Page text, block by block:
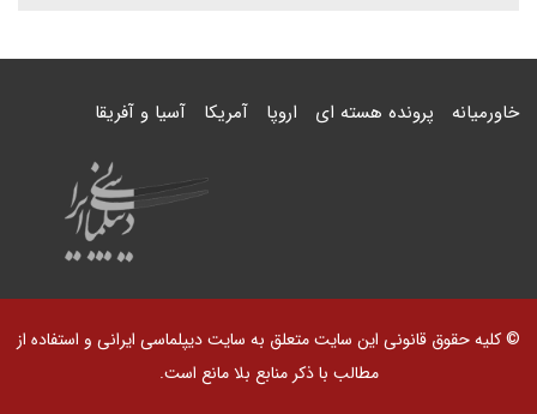
خاورمیانه پرونده هسته ای اروپا آمریکا آسیا و آفریقا
© کلیه حقوق قانونی این سایت متعلق به سایت دیپلماسی ایرانی و استفاده از
مطالب با ذکر منابع بلا مانع است.